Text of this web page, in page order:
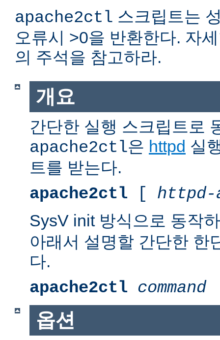
apache2ctl 스크립트는
오류시 >0을 반환한다. 자
의 주석을 참고하라.
개요
간단한 실행 스크립트로
apache2ctl은 httpd 실
트를 받는다.
apache2ctl [ httpd-
SysV init 방식으로 동작
아래서 설명할 간단한 한
다.
apache2ctl command
옵션